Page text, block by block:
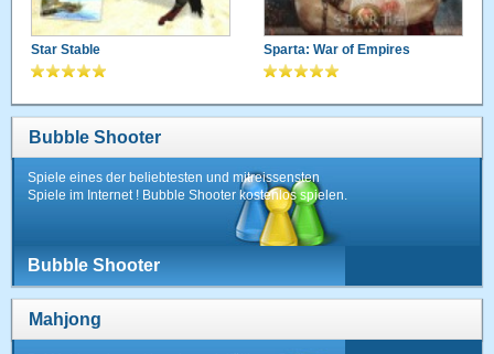
Star Stable Sparta: War of Empires
Bubble Shooter
Spiele eines der beliebtesten und mitreissensten
Spiele im Internet ! Bubble Shooter kostenlos spielen.
Bubble Shooter
Mahjong